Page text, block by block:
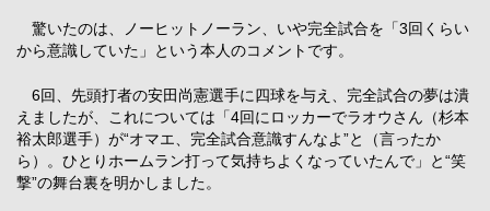
驚いたのは、ノーヒットノーラン、いや完全試合を「3回くらい
から意識していた」という本人のコメントです。
6回、先頭打者の安田尚憲選手に四球を与え、完全試合の夢は潰
えましたが、これについては「4回にロッカーでラオウさん（杉本
裕太郎選手）が“オマエ、完全試合意識すんなよ”と（言ったか
ら）。ひとりホームラン打って気持ちよくなっていたんで」と“笑
撃”の舞台裏を明かしました。